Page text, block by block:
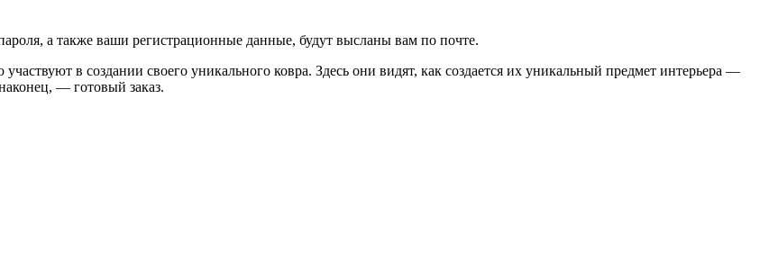
а также ваши регистрационные данные, будут высланы вам по почте.
в создании своего уникального ковра. Здесь они видят, как создается их уникальный предмет интерьера —
— готовый заказ.